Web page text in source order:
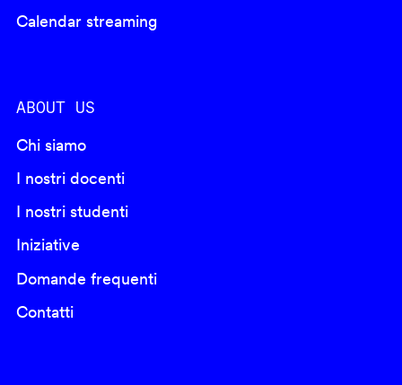
Calendar streaming
ABOUT US
Chi siamo
I nostri docenti
I nostri studenti
Iniziative
Domande frequenti
Contatti